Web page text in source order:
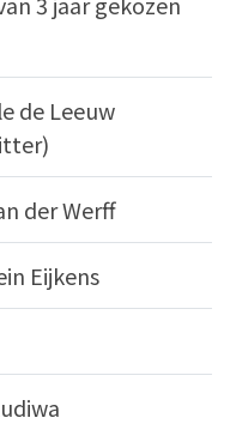
de Leeuw
der Werff
Eijkens